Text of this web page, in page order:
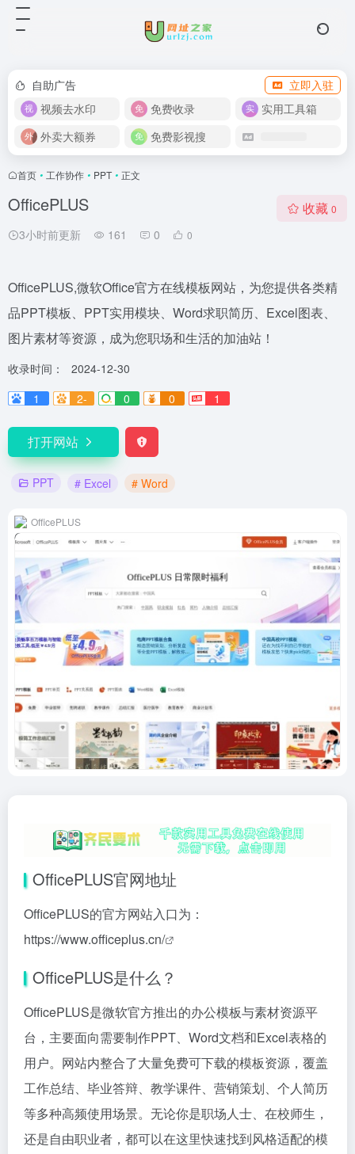
自助广告
立即入驻
视频去水印
免费收录
实用工具箱
外卖大额券
免费影视搜
首页 • 工作协作 • PPT • 正文
OfficePLUS
3小时前更新 161 0 0
收藏 0
OfficePLUS,微软Office官方在线模板网站，为您提供各类精
品PPT模板、PPT实用模块、Word求职简历、Excel图表、
图片素材等资源，成为您职场和生活的加油站！
收录时间：
2024-12-30
1
2- 0 0 1
打开网站
PPT # Excel # Word
OfficePLUS
OfficePLUS官网地址
OfficePLUS的官方网站入口为：
https://www.officeplus.cn/
OfficePLUS是什么？
OfficePLUS是微软官方推出的办公模板与素材资源平
台，主要面向需要制作PPT、Word文档和Excel表格的
用户。网站内整合了大量免费可下载的模板资源，覆盖
工作总结、毕业答辩、教学课件、营销策划、个人简历
等多种高频使用场景。无论你是职场人士、在校师生，
还是自由职业者，都可以在这里快速找到风格适配的模